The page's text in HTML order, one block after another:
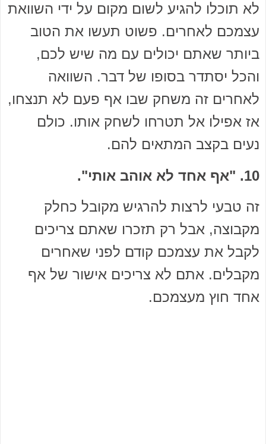
לא תוכלו להגיע לשום מקום על ידי השוואת
עצמכם לאחרים. פשוט תעשו את הטוב
ביותר שאתם יכולים עם מה שיש לכם,
והכל יסתדר בסופו של דבר. השוואה
לאחרים זה משחק שבו אף פעם לא תנצחו,
אז אפילו אל תטרחו לשחק אותו. כולם
נעים בקצב המתאים להם.
10. "אף אחד לא אוהב אותי".
זה טבעי לרצות להרגיש מקובל כחלק
מקבוצה, אבל רק תזכרו שאתם צריכים
לקבל את עצמכם קודם לפני שאחרים
מקבלים. אתם לא צריכים אישור של אף
אחד חוץ מעצמכם.